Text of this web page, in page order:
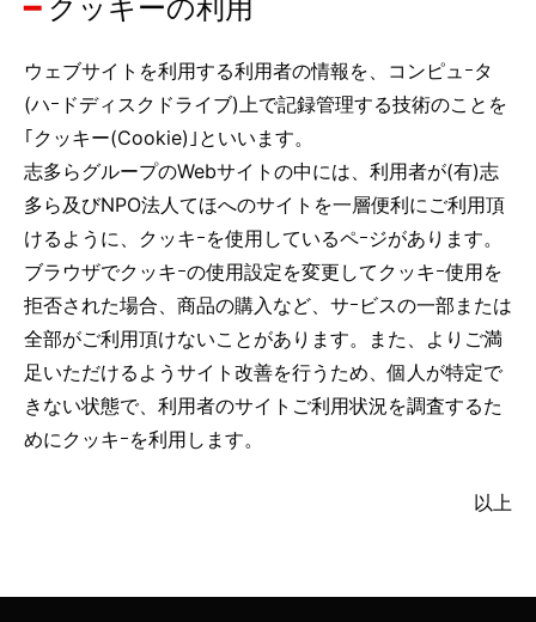
クッキーの利用
ウェブサイトを利用する利用者の情報を、コンピュｰタ
(ハｰドディスクドライブ)上で記録管理する技術のことを
｢クッキー(Cookie)｣といいます。
志多らグループのWebサイトの中には、利用者が(有)志
多ら及びNPO法人てほへのサイトを一層便利にご利用頂
けるように、クッキｰを使用しているペｰジがあります。
ブラウザでクッキｰの使用設定を変更してクッキｰ使用を
拒否された場合、商品の購入など、サｰビスの一部または
全部がご利用頂けないことがあります。また、よりご満
足いただけるようサイト改善を行うため、個人が特定で
きない状態で、利用者のサイトご利用状況を調査するた
めにクッキｰを利用します。
以上